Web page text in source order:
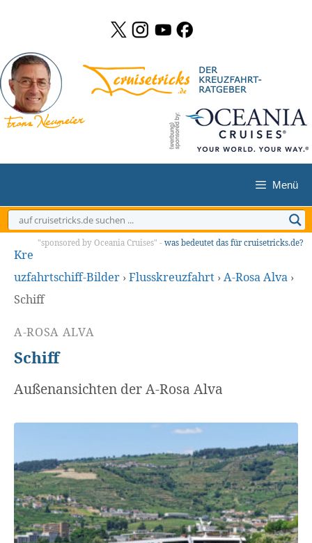
springen
Menü
"sponsored by Oceania Cruises" - was bedeutet das für cruisetricks.de?
Kre
uzfahrtschiff-Bilder ›Flusskreuzfahrt ›A-Rosa Alva ›
Schiff
A-ROSA ALVA
Schiff
Außenansichten der A-Rosa Alva